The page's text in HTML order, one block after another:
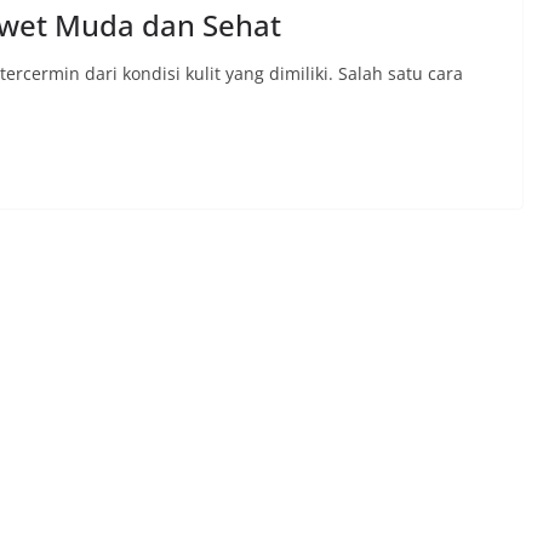
Muda dan Sehat
dari kondisi kulit yang dimiliki. Salah satu cara